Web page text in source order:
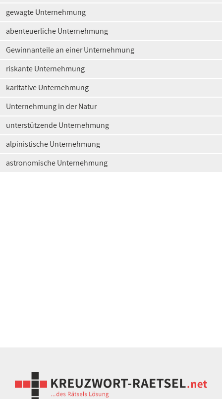
gewagte Unternehmung
abenteuerliche Unternehmung
Gewinnanteile an einer Unternehmung
riskante Unternehmung
karitative Unternehmung
Unternehmung in der Natur
unterstützende Unternehmung
alpinistische Unternehmung
astronomische Unternehmung